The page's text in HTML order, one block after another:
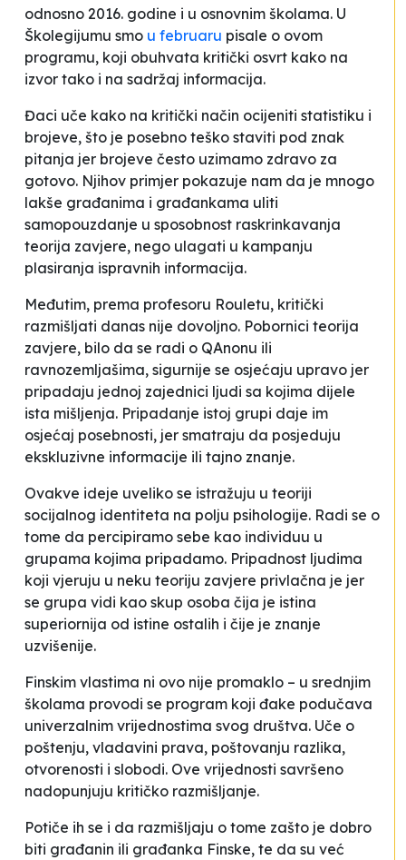
odnosno 2016. godine i u osnovnim školama. U
Školegijumu smo u februaru pisale o ovom
programu, koji obuhvata kritički osvrt kako na
izvor tako i na sadržaj informacija.
Đaci uče kako na kritički način ocijeniti statistiku i
brojeve, što je posebno teško staviti pod znak
pitanja jer brojeve često uzimamo zdravo za
gotovo. Njihov primjer pokazuje nam da je mnogo
lakše građanima i građankama uliti
samopouzdanje u sposobnost raskrinkavanja
teorija zavjere, nego ulagati u kampanju
plasiranja ispravnih informacija.
Međutim, prema profesoru Rouletu, kritički
razmišljati danas nije dovoljno. Pobornici teorija
zavjere, bilo da se radi o QAnonu ili
ravnozemljašima, sigurnije se osjećaju upravo jer
pripadaju jednoj zajednici ljudi sa kojima dijele
ista mišljenja. Pripadanje istoj grupi daje im
osjećaj posebnosti, jer smatraju da posjeduju
ekskluzivne informacije ili tajno znanje.
Ovakve ideje uveliko se istražuju u teoriji
socijalnog identiteta na polju psihologije. Radi se o
tome da percipiramo sebe kao individuu u
grupama kojima pripadamo. Pripadnost ljudima
koji vjeruju u neku teoriju zavjere privlačna je jer
se grupa vidi kao skup osoba čija je istina
superiornija od istine ostalih i čije je znanje
uzvišenije.
Finskim vlastima ni ovo nije promaklo – u srednjim
školama provodi se program koji đake podučava
univerzalnim vrijednostima svog društva. Uče o
poštenju, vladavini prava, poštovanju razlika,
otvorenosti i slobodi. Ove vrijednosti savršeno
nadopunjuju kritičko razmišljanje.
Potiče ih se i da razmišljaju o tome zašto je dobro
biti građanin ili građanka Finske, te da su već